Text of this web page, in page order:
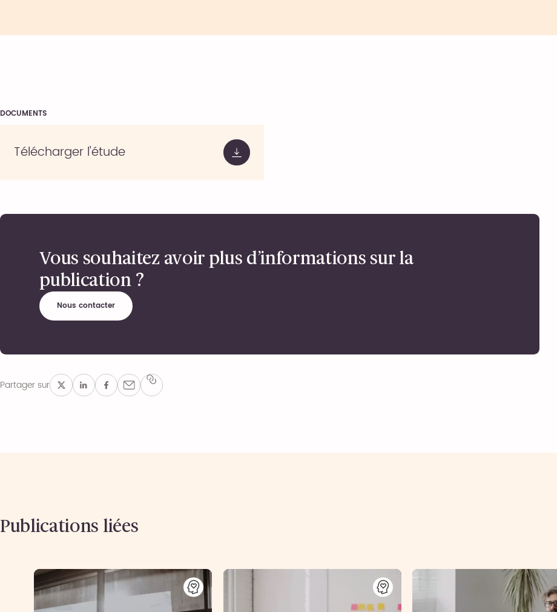
DOCUMENTS
Télécharger l'étude
Vous souhaitez avoir plus d’informations sur la
publication ?
Nous contacter
Partager sur
Publications liées